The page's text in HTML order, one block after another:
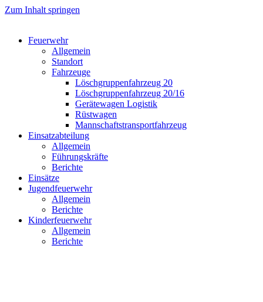
Zum Inhalt springen
Feuerwehr
Allgemein
Standort
Fahrzeuge
Löschgruppen­fahrzeug 20
Lösch­gruppen­fahrzeug 20/16
Geräte­wagen Logistik
Rüst­wagen
Mannschafts­transportfahrzeug
Einsatz­abteilung
Allgemein
Führungs­kräfte
Berichte
Einsätze
Jugend­feuerwehr
Allgemein
Berichte
Kinder­feuerwehr
Allgemein
Berichte